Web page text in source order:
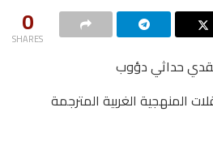
0
SHARES
حداثي دؤوب
المنهجية الغربية المترجمة